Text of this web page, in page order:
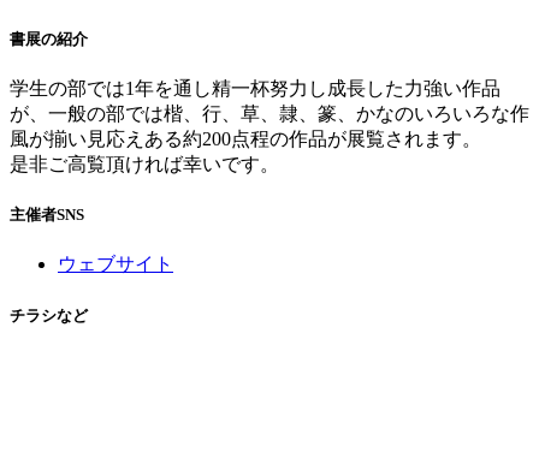
書展の紹介
学生の部では1年を通し精一杯努力し成長した力強い作品
が、一般の部では楷、行、草、隷、篆、かなのいろいろな作
風が揃い見応えある約200点程の作品が展覧されます。
是非ご高覧頂ければ幸いです。
主催者SNS
ウェブサイト
チラシなど